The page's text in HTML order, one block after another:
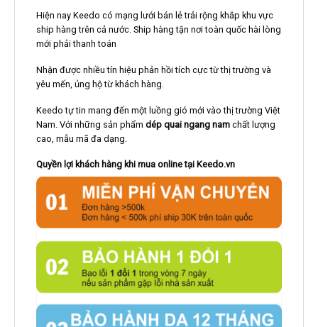
Hiện nay Keedo có mạng lưới bán lẻ trải rộng khắp khu vực
ship hàng trên cả nước. Ship hàng tận nơi toàn quốc hài lòng
mới phải thanh toán
Nhận được nhiều tín hiệu phản hồi tích cực từ thị trường và
yêu mến, ủng hộ từ khách hàng.
Keedo tự tin mang đến một luồng gió mới vào thị trường Việt
Nam. Với những sản phẩm dép quai ngang namchất lượng
cao, mẫu mã đa dạng.
Quyền lợi khách hàng khi mua online tại Keedo.vn